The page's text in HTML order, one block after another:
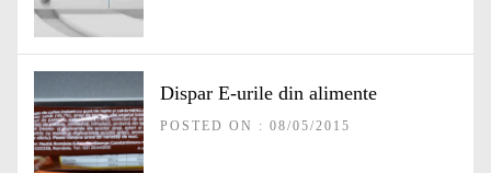
Dispar E-urile din alimente
POSTED ON : 08/05/2015